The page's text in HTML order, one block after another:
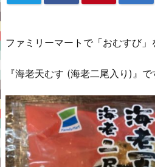
ファミリーマートで「おむすび」
『海老天むす (海老二尾入り)』で